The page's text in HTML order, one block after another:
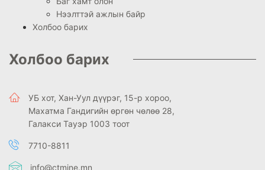
Нээлттэй ажлын байр
Холбоо барих
Холбоо барих
УБ хот, Хан-Уул дүүрэг, 15-р хороо,
Махатма Гандигийн өргөн чөлөө 28,
Галакси Тауэр 1003 тоот
7710-8811
info@ctmine.mn